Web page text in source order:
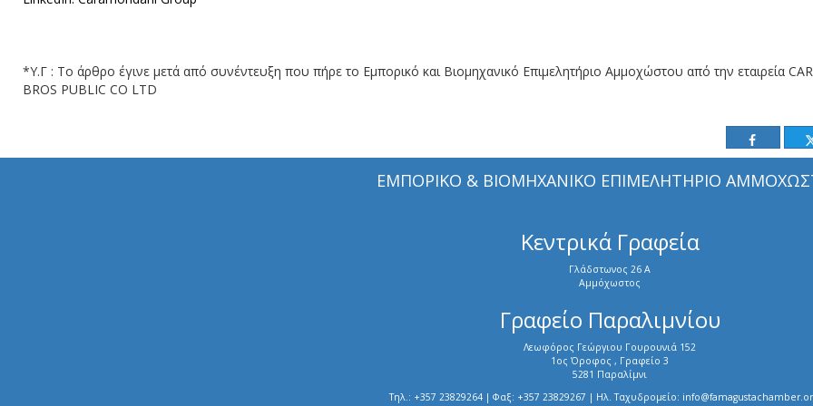
*Υ.Γ : Το άρθρο έγινε μετά από συνέντευξη που πήρε το Εμπορικό και Βιομηχανικό Επιμελητήριο Αμμοχώστου από την εταιρεία
BROS PUBLIC CO LTD
ΕΜΠΟΡΙΚΟ & ΒΙΟΜΗΧΑΝΙΚΟ ΕΠΙΜΕΛΗΤΗΡΙΟ
Κεντρικά Γραφεία
Γλάδστωνος 26 Α
Αμμόχωστος
Γραφείο Παραλιμνίου
Λεωφόρος Γεώργιου Γουρουνιά 152
1ος Όροφος , Γραφείο 3
5281 Παραλίμνι
Τηλ.: +357 23829264 | Φαξ: +357 23829267 | Ηλ. Ταχυδρομείο: